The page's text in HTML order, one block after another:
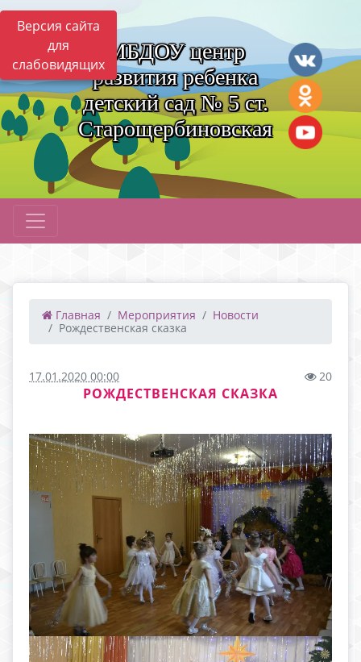
Версия сайта
для
слабовидящих
МБДОУ центр
развития ребенка
детский сад № 5 ст.
Старощербиновская
Главная Мероприятия
Новости
Рождественская сказка
17.01.2020 00:00 20
РОЖДЕСТВЕНСКАЯ СКАЗКА